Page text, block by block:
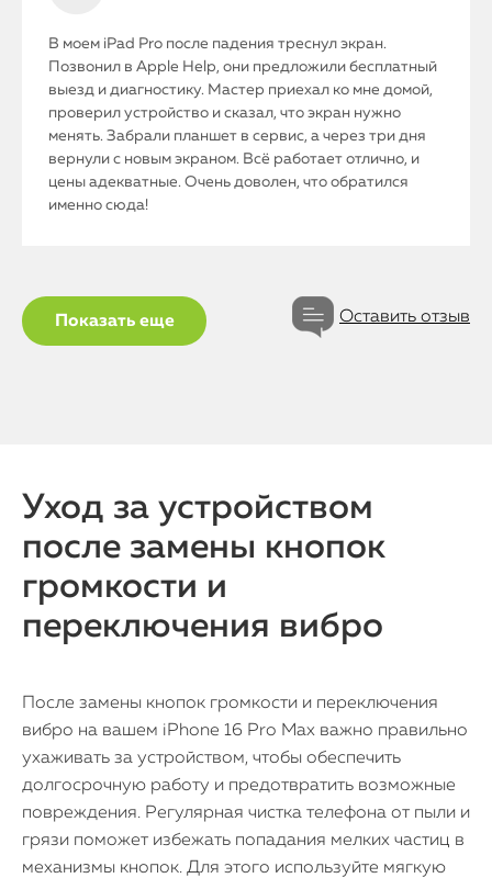
Watch
iPad
iMac
Mac Mini
О нас
В моем iPad Pro после падения треснул экран.
Позвонил в Apple Help, они предложили бесплатный
выезд и диагностику. Мастер приехал ко мне домой,
проверил устройство и сказал, что экран нужно
менять. Забрали планшет в сервис, а через три дня
вернули с новым экраном. Всё работает отлично, и
цены адекватные. Очень доволен, что обратился
именно сюда!
Показать еще Оставить отзыв
Уход за устройством
после замены кнопок
громкости и
переключения вибро
После замены кнопок громкости и переключения
вибро на вашем iPhone 16 Pro Max важно правильно
ухаживать за устройством, чтобы обеспечить
долгосрочную работу и предотвратить возможные
повреждения. Регулярная чистка телефона от пыли и
грязи поможет избежать попадания мелких частиц в
механизмы кнопок. Для этого используйте мягкую